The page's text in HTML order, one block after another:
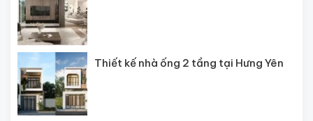
Thiết kế nhà ống 2 tầng tại Hưng Yên